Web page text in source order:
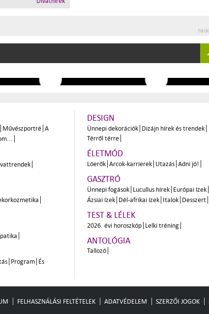
Művészportré A
Program És
DESIGN
Ünnepi dekorációk Dizájn hírek és trendek
Térről térre
ÉLETMÓD
Lóerők Arcok-karrierek Utazás Adni jó!
GASZTRÓ
Ünnepi fogások Lucullus hírek Európai ízek
Ázsiai ízek Dél-afrikai ízek Italok Desszert
TEST & LÉLEK
2026. évi horoszkóp Lelki tréning
ANTOLÓGIA
Tallozó
FELHASZNÁLÁSI FELTÉTELEK ADATVÉDELEM SZERZŐI JOGOK